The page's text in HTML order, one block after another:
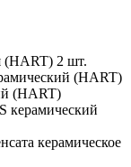
(HART) 2 шт.
(HART)
(HART)
керамический
керамическое